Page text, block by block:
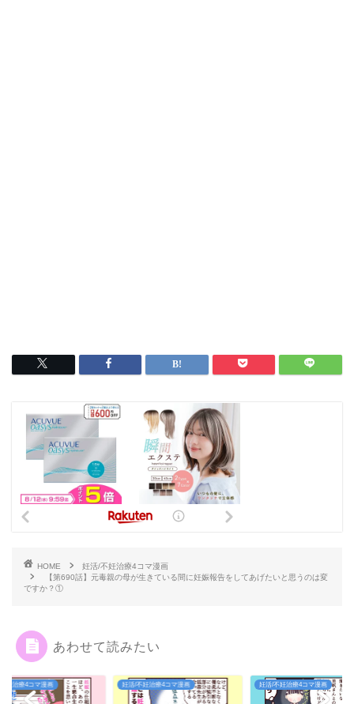
HOME
妊活/不妊治療4コマ漫画
【第690話】元毒親の母が生きている間に妊娠報告をしてあげたいと思うのは変
ですか？①
あわせて読みたい
妊治療4コマ漫画 妊活/不妊治療4コマ漫画 妊活/不妊治療4コマ漫画